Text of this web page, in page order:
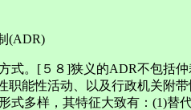
(ADR)
式。[５８]狭义的ADR不包括
职能性活动、以及行政机关附
式多样，其特征大致有：(1)替